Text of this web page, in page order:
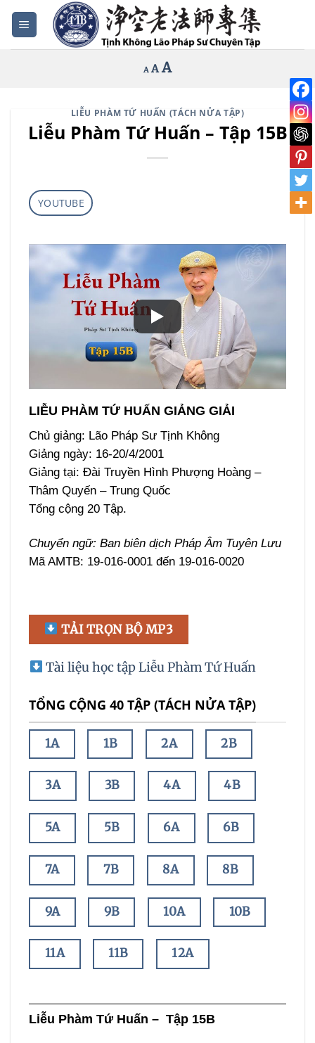
Bỏ
qua
nội
A Decrease
size.
A Reset
size.
A
size.
LIỄU PHÀM TỨ HUẤN (TÁCH NỬA TẬP)
Liễu Phàm Tứ Huấn – Tập 15B
YOUTUBE
LIỄU PHÀM TỨ HUẤN GIẢNG GIẢI
Chủ giảng: Lão Pháp Sư Tịnh Không
Giảng ngày: 16-20/4/2001
Giảng tại: Đài Truyền Hình Phượng Hoàng –
Thâm Quyến – Trung Quốc
Tổng cộng 20 Tập.
Chuyển ngữ: Ban biên dịch Pháp Âm Tuyên Lưu
Mã AMTB: 19-016-0001 đến 19-016-0020
TẢI TRỌN BỘ MP3
Tài liệu học tập Liễu Phàm Tứ Huấn
TỔNG CỘNG 40 TẬP (TÁCH NỬA TẬP)
1A 1B 2A 2B
3A 3B 4A 4B
5A 5B 6A 6B
7A 7B 8A 8B
9A 9B 10A 10B
11A 11B 12A
Liễu Phàm Tứ Huấn – Tập 15B